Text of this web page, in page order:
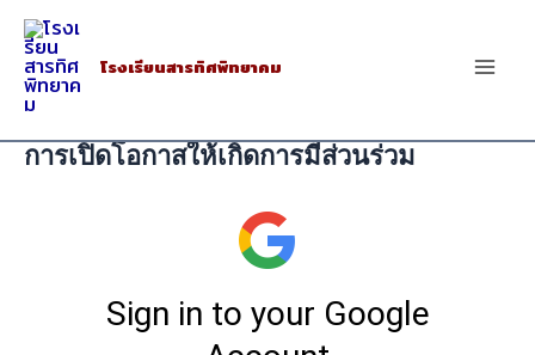
Skip
content
โรงเรียนสารทิศพิทยาคม
การเปิดโอกาสให้เกิดการมีส่วนร่วม